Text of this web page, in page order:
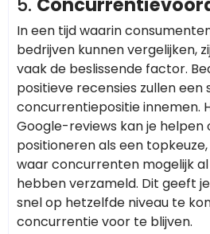
In een tijd waarin
bedrijven kunnen vergelijken,
vaak de beslissende factor.
positieve recensies zullen een
concurrentiepositie innemen.
Google-reviews kan je helpen
positioneren als een
waar concurrenten mogelijk
hebben verzameld. Dit geeft
snel op hetzelfde niveau te
concurrentie voor te blijven.